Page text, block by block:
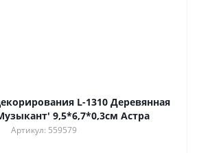
L-1310 Деревянная
9,5*6,7*0,3см Астра
Артикул: 559579